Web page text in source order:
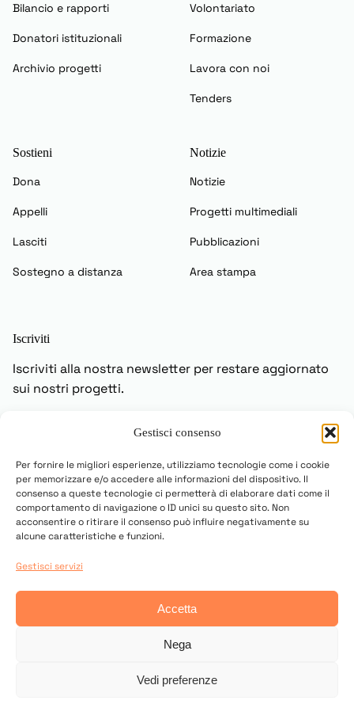
Gestisci consenso
Per fornire le migliori esperienze, utilizziamo tecnologie come i cookie
per memorizzare e/o accedere alle informazioni del dispositivo. Il
consenso a queste tecnologie ci permetterà di elaborare dati come il
comportamento di navigazione o ID unici su questo sito. Non
acconsentire o ritirare il consenso può influire negativamente su
alcune caratteristiche e funzioni.
Gestisci servizi
Accetta
Nega
Vedi preferenze
Bilancio e rapporti
Donatori istituzionali
Archivio progetti
Volontariato
Formazione
Lavora con noi
Tenders
Sostieni
Dona
Appelli
Lasciti
Sostegno a distanza
Notizie
Notizie
Progetti multimediali
Pubblicazioni
Area stampa
Iscriviti
Iscriviti alla nostra newsletter per restare aggiornato
sui nostri progetti.
Privacy Policy